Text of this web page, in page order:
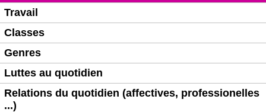
Travail
Classes
Genres
Luttes au quotidien
Relations du quotidien (affectives, professionelles
...)